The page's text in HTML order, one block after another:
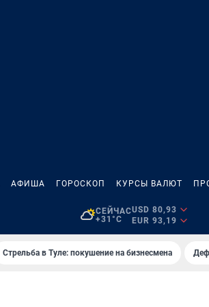
АФИША ГОРОСКОП КУРСЫ ВАЛЮТ
СЕЙЧАС
+31°C
USD 80,93
EUR 93,19
Стрельба в Туле: покушение на бизнесмена